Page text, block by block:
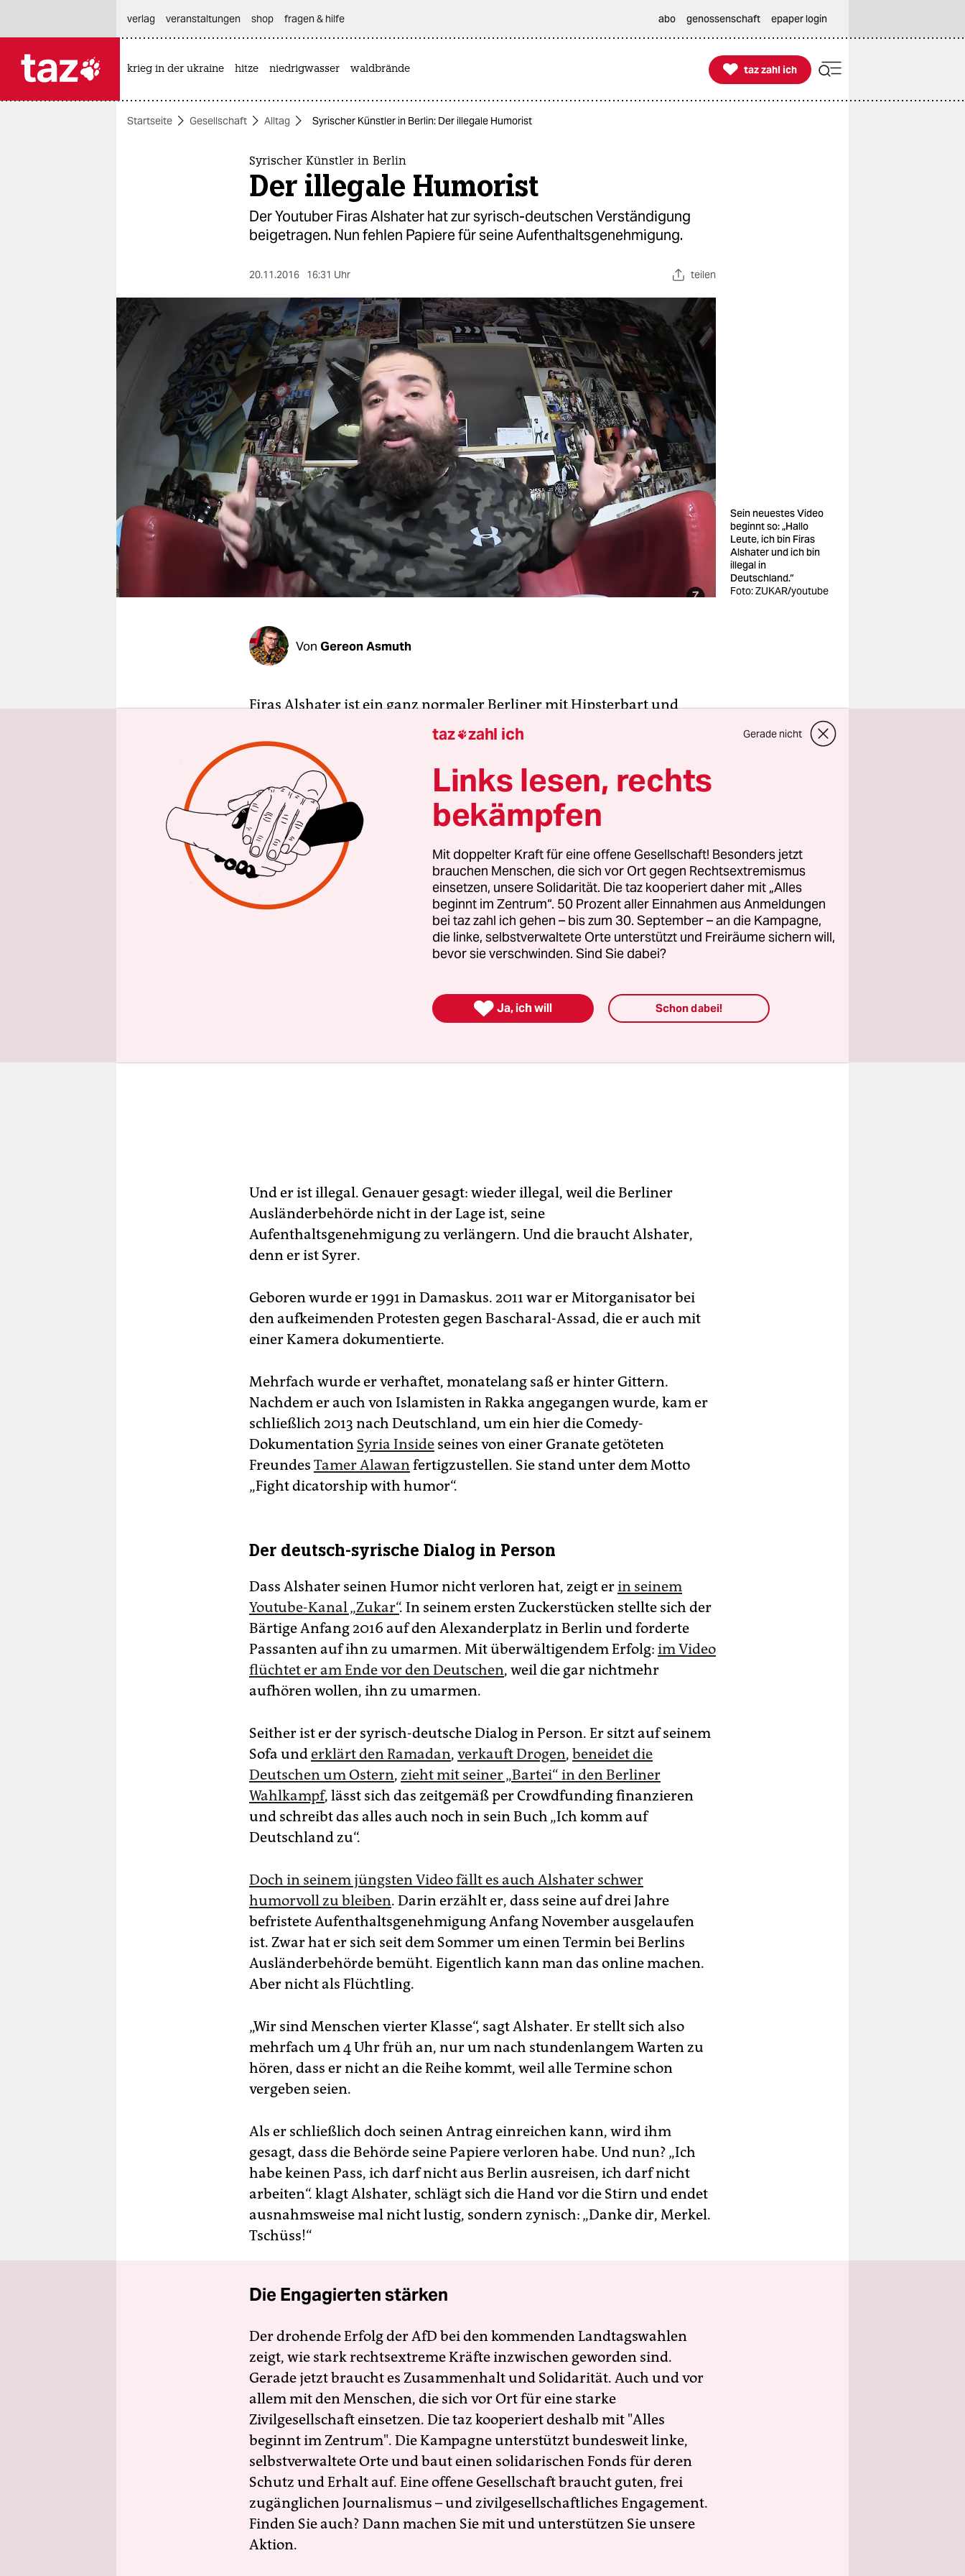
themen
berlin
nord
wahrheit
verlag
veranstaltungen
shop
fragen & hilfe
verlag
veranstaltungen shop fragen & hilfe abo genossenschaft epaper login
krieg in der ukraine hitze niedrigwasser waldbrände 
taz zahl ich
taz zahl ich
Startseite Gesellschaft Alltag Syrischer Künstler in Berlin: Der illegale Humorist
Syrischer Künstler in Berlin
Der illegale Humorist
Der Youtuber Firas Alshater hat zur syrisch-deutschen Verständigung
beigetragen. Nun fehlen Papiere für seine Aufenthaltsgenehmigung.
20.11.2016 16:31 Uhr teilen
Sein neuestes Video
beginnt so: „Hallo
Leute, ich bin Firas
Alshater und ich bin
illegal in
Deutschland.“
Foto: ZUKAR/youtube
Von Gereon Asmuth
Firas Alshater ist ein ganz normaler Berliner mit Hipsterbart und
Brille. So beschreibt ihn der Ullstein-Verlag, der gerade Alshaters
erstes Buch herausgebracht hat. Zurecht, denn der 25-Jährige ist in all
seiner Besonderheit typisch Berlin.
Er ist einer dieser jungen Kreativen, die aus aller Welt in die deutsche
Hauptstadt ziehen, er ist millionenfach geklickter Youtuber, spricht
wundervoll knuffiges Deutsch,er saß bei Markus Lanz in der Sendung ,
ist für die Goldene Kamera und die Krone des Jugendradios Eins.Live
nominiert. Er ist also bestens integriert.
Und er ist illegal. Genauer gesagt: wieder illegal, weil die Berliner
Ausländerbehörde nicht in der Lage ist, seine
Aufenthaltsgenehmigung zu verlängern. Und die braucht Alshater,
denn er ist Syrer.
Geboren wurde er 1991 in Damaskus. 2011 war er Mitorganisator bei
den aufkeimenden Protesten gegen Bascharal-Assad, die er auch mit
einer Kamera dokumentierte.
Mehrfach wurde er verhaftet, monatelang saß er hinter Gittern.
Nachdem er auch von Islamisten in Rakka angegangen wurde, kam er
schließlich 2013 nach Deutschland, um ein hier die Comedy-
Dokumentation Syria Inside seines von einer Granate getöteten
Freundes Tamer Alawanfertigzustellen. Sie stand unter dem Motto
„Fight dicatorship with humor“.
Der deutsch-syrische Dialog in Person
Dass Alshater seinen Humor nicht verloren hat, zeigt erin seinem
Youtube-Kanal „Zukar“. In seinem ersten Zuckerstücken stellte sich der
Bärtige Anfang 2016 auf den Alexanderplatz in Berlin und forderte
Passanten auf ihn zu umarmen. Mit überwältigendem Erfolg: im Video
flüchtet er am Ende vor den Deutschen, weil die gar nichtmehr
aufhören wollen, ihn zu umarmen.
Seither ist er der syrisch-deutsche Dialog in Person. Er sitzt auf seinem
Sofa underklärt den Ramadan, verkauft Drogen, beneidet die
Deutschen um Ostern, zieht mit seiner „Bartei“ in den Berliner
Wahlkampf, lässt sich das zeitgemäß per Crowdfunding finanzieren
und schreibt das alles auch noch in sein Buch „Ich komm auf
Deutschland zu“.
Doch in seinem jüngsten Video fällt es auch Alshater schwer
humorvoll zu bleiben. Darin erzählt er, dass seine auf drei Jahre
befristete Aufenthaltsgenehmigung Anfang November ausgelaufen
ist. Zwar hat er sich seit dem Sommer um einen Termin bei Berlins
Ausländerbehörde bemüht. Eigentlich kann man das online machen.
Aber nicht als Flüchtling.
„Wir sind Menschen vierter Klasse“, sagt Alshater. Er stellt sich also
mehrfach um 4 Uhr früh an, nur um nach stundenlangem Warten zu
hören, dass er nicht an die Reihe kommt, weil alle Termine schon
vergeben seien.
Als er schließlich doch seinen Antrag einreichen kann, wird ihm
gesagt, dass die Behörde seine Papiere verloren habe. Und nun? „Ich
habe keinen Pass, ich darf nicht aus Berlin ausreisen, ich darf nicht
arbeiten“. klagt Alshater, schlägt sich die Hand vor die Stirn und endet
ausnahmsweise mal nicht lustig, sondern zynisch: „Danke dir, Merkel.
Tschüss!“
Die Engagierten stärken
Der drohende Erfolg der AfD bei den kommenden Landtagswahlen
zeigt, wie stark rechtsextreme Kräfte inzwischen geworden sind.
Gerade jetzt braucht es Zusammenhalt und Solidarität. Auch und vor
allem mit den Menschen, die sich vor Ort für eine starke
Zivilgesellschaft einsetzen. Die taz kooperiert deshalb mit "Alles
beginnt im Zentrum". Die Kampagne unterstützt bundesweit linke,
selbstverwaltete Orte und baut einen solidarischen Fonds für deren
Schutz und Erhalt auf. Eine offene Gesellschaft braucht guten, frei
zugänglichen Journalismus – und zivilgesellschaftliches Engagement.
Finden Sie auch? Dann machen Sie mit und unterstützen Sie unsere
Aktion.
taz zahl ich Gerade nicht
Links lesen, rechts
bekämpfen
Mit doppelter Kraft für eine offene Gesellschaft! Besonders jetzt
brauchen Menschen, die sich vor Ort gegen Rechtsextremismus
einsetzen, unsere Solidarität. Die taz kooperiert daher mit „Alles
beginnt im Zentrum“. 50 Prozent aller Einnahmen aus Anmeldungen
bei taz zahl ich gehen – bis zum 30. September – an die Kampagne,
die linke, selbstverwaltete Orte unterstützt und Freiräume sichern will,
bevor sie verschwinden. Sind Sie dabei?
 Ja, ich will Schon dabei!